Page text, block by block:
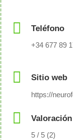
Teléfono
+34 677 89
Sitio web
https://
5 / 5 (2)